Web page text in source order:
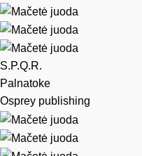
S.P.Q.R.
Palnatoke
Osprey publishing